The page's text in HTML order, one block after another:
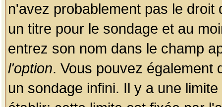
n'avez probablement pas le
un titre pour le sondage et au
entrez son nom dans le champ
l'option. Vous pouvez également
un sondage infini. Il y a une